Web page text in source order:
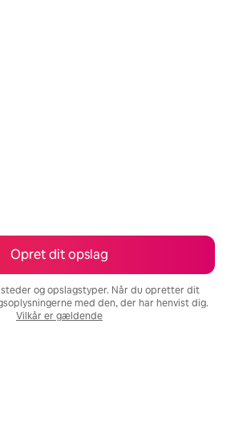
Opret dit opslag
og opslagstyper. Når du opretter dit
med den, der har henvist dig.
Vilkår er gældende